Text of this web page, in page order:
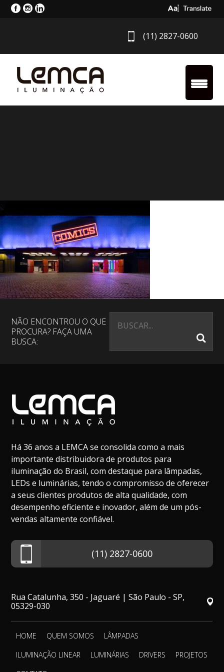
Select
(11) 2827-0600
NÃO ENCONTROU O QUE
PROCURA? FAÇA UMA
BUSCA:
Há 36 anos a LEMCA se consolida como a mais
importante distribuidora de produtos para
iluminação do Brasil, com destaque para lâmpadas,
LEDs e luminárias, tendo o compromisso de oferecer
a seus clientes produtos de alta qualidade, com
desempenho eficiente e inovador, além de um pós-
vendas altamente confiável.
(11) 2827-0600
Rua Catalunha, 350 - Jaguaré | São Paulo - SP,
05329-030
HOME QUEM SOMOS
LÂMPADAS
ILUMINAÇÃO LINEAR
LUMINÁRIAS DRIVERS
PROJETOS